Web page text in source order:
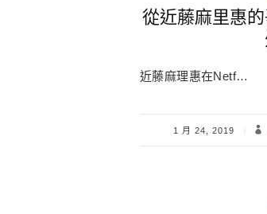
從近藤麻里惠
近藤麻理惠在Netf…
1 月 24, 2019